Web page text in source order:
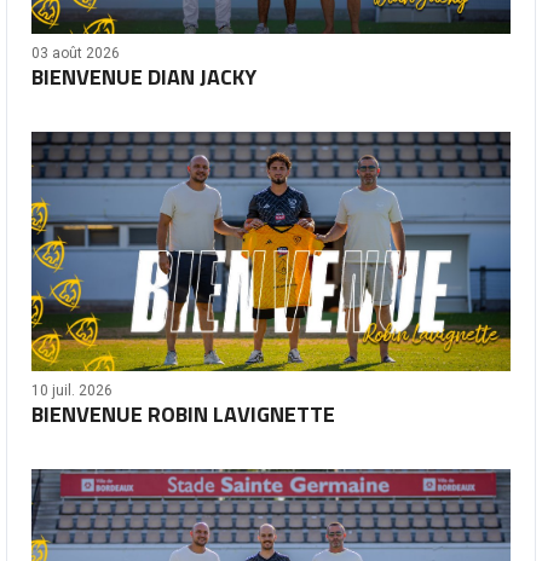
03 août 2026
BIENVENUE DIAN JACKY
10 juil. 2026
BIENVENUE ROBIN LAVIGNETTE